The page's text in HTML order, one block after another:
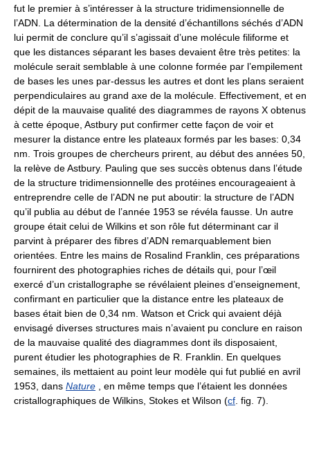
fut le premier à s’intéresser à la structure tridimensionnelle de
l’ADN. La détermination de la densité d’échantillons séchés d’ADN
lui permit de conclure qu’il s’agissait d’une molécule filiforme et
que les distances séparant les bases devaient être très petites: la
molécule serait semblable à une colonne formée par l’empilement
de bases les unes par-dessus les autres et dont les plans seraient
perpendiculaires au grand axe de la molécule. Effectivement, et en
dépit de la mauvaise qualité des diagrammes de rayons X obtenus
à cette époque, Astbury put confirmer cette façon de voir et
mesurer la distance entre les plateaux formés par les bases: 0,34
nm. Trois groupes de chercheurs prirent, au début des années 50,
la relève de Astbury. Pauling que ses succès obtenus dans l’étude
de la structure tridimensionnelle des protéines encourageaient à
entreprendre celle de l’ADN ne put aboutir: la structure de l’ADN
qu’il publia au début de l’année 1953 se révéla fausse. Un autre
groupe était celui de Wilkins et son rôle fut déterminant car il
parvint à préparer des fibres d’ADN remarquablement bien
orientées. Entre les mains de Rosalind Franklin, ces préparations
fournirent des photographies riches de détails qui, pour l’œil
exercé d’un cristallographe se révélaient pleines d’enseignement,
confirmant en particulier que la distance entre les plateaux de
bases était bien de 0,34 nm. Watson et Crick qui avaient déjà
envisagé diverses structures mais n’avaient pu conclure en raison
de la mauvaise qualité des diagrammes dont ils disposaient,
purent étudier les photographies de R. Franklin. En quelques
semaines, ils mettaient au point leur modèle qui fut publié en avril
1953, dans Nature , en même temps que l’étaient les données
cristallographiques de Wilkins, Stokes et Wilson (cf . fig. 7).